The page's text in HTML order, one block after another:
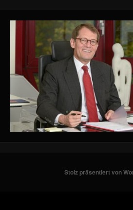
Stolz präsentiert von